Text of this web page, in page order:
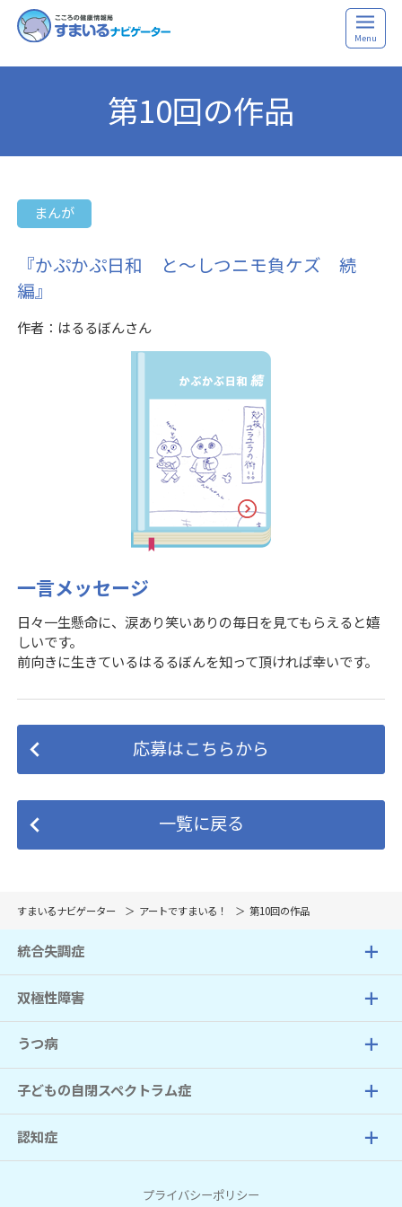
Menu
第10回の作品
まんが
『かぷかぷ日和 と〜しつニモ負ケズ 続
編』
作者：はるるぼんさん
一言メッセージ
日々一生懸命に、涙あり笑いありの毎日を見てもらえると嬉
しいです。
前向きに生きているはるるぼんを知って頂ければ幸いです。
応募はこちらから
一覧に戻る
すまいるナビゲーター アートですまいる！ 第10回の作品
統合失調症
双極性障害
うつ病
子どもの自閉スペクトラム症
認知症
プライバシーポリシー